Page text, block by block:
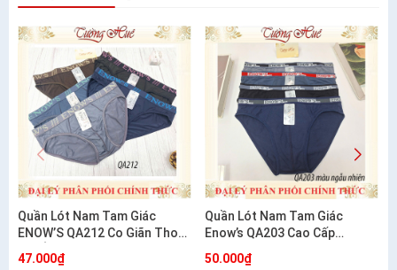
Quần Lót Nam Tam Giác
ENOW’S QA212 Co Giãn Thoải
47.000₫
Quần Lót Nam Tam Giác
Enow’s QA203 Cao Cấp
50.000₫